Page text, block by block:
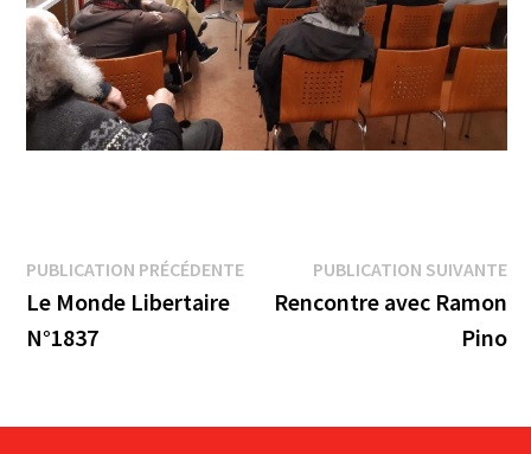
Navigation
de
l’article
PUBLICATION PRÉCÉDENTEPublication
précédente :
Le Monde Libertaire
N°1837
PUBLICATION SUIVANTE
Rencontre avec Ramon
Pino